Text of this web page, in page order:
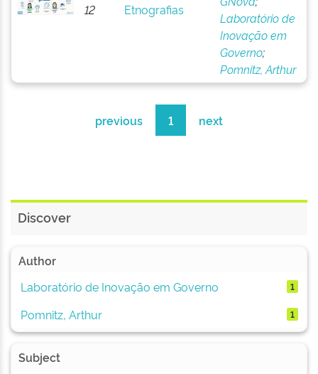
12
Etnografias
Laboratório de
Inovação em
Governo;
Pomnitz, Arthur
previous 1 next
Discover
Author
Laboratório de Inovação em Governo
1
Pomnitz, Arthur 1
Subject